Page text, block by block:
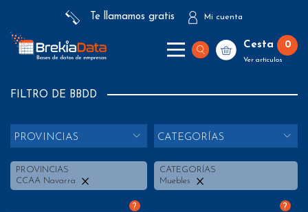
Te llamamos gratis Mi cuenta
Cesta 0
Ver artículos
FILTRO DE BBDD
PROVINCIAS
PROVINCIAS
CCAA Navarra
CATEGORÍAS
CATEGORÍAS
Muebles
? ?